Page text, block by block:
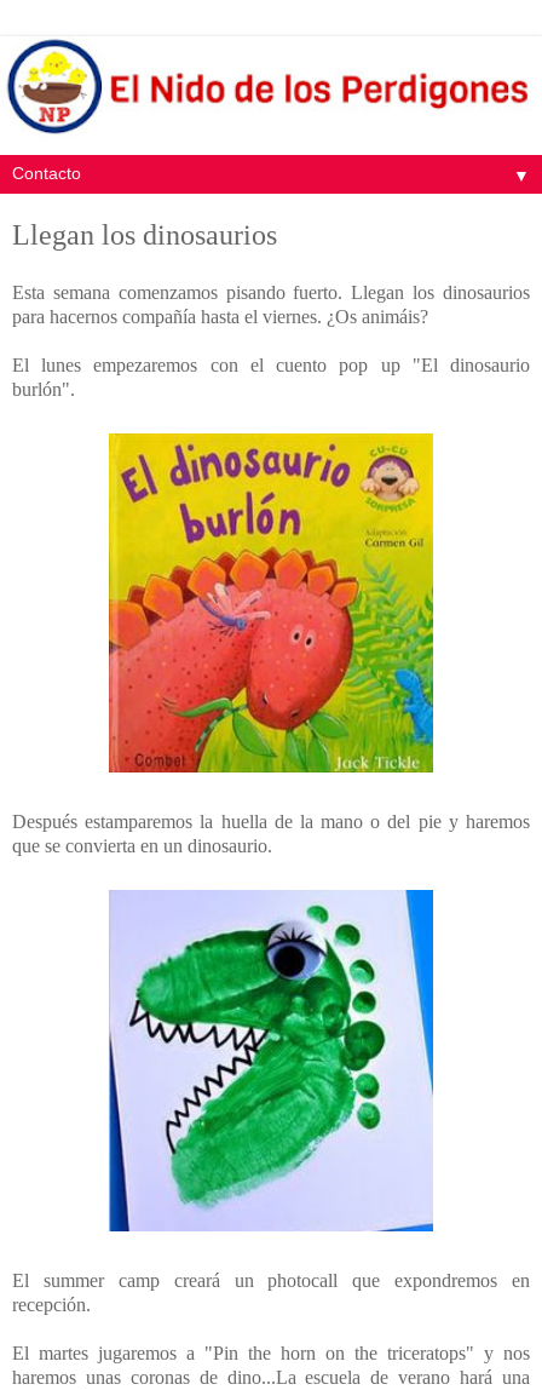
▼
Llegan los dinosaurios
Esta semana comenzamos pisando fuerto. Llegan los dinosaurios
para hacernos compañía hasta el viernes. ¿Os animáis?
El lunes empezaremos con el cuento pop up "El dinosaurio
burlón".
Después estamparemos la huella de la mano o del pie y haremos
que se convierta en un dinosaurio.
El summer camp creará un photocall que expondremos en
recepción.
El martes jugaremos a "Pin the horn on the triceratops" y nos
haremos unas coronas de dino...La escuela de verano hará una